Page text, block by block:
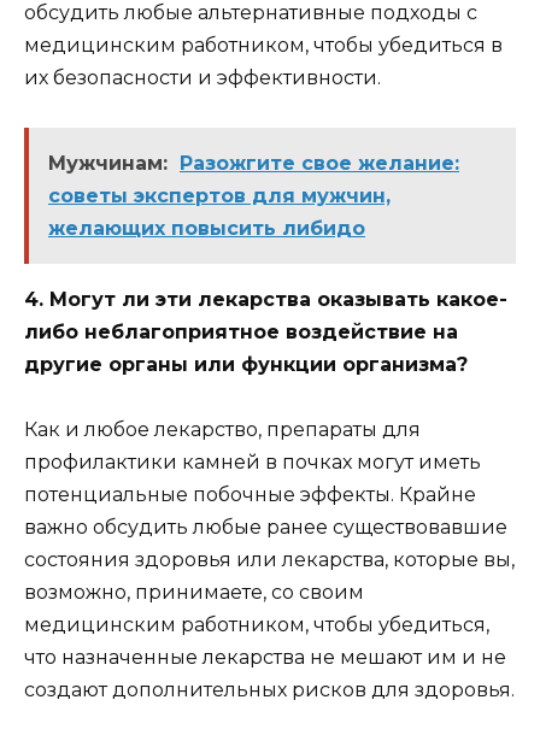
обсудить любые альтернативные подходы с
медицинским работником, чтобы убедиться в
их безопасности и эффективности.
Мужчинам: Разожгите свое желание:
советы экспертов для мужчин,
желающих повысить либидо
4. Могут ли эти лекарства оказывать какое-
либо неблагоприятное воздействие на
другие органы или функции организма?
Как и любое лекарство, препараты для
профилактики камней в почках могут иметь
потенциальные побочные эффекты. Крайне
важно обсудить любые ранее существовавшие
состояния здоровья или лекарства, которые вы,
возможно, принимаете, со своим
медицинским работником, чтобы убедиться,
что назначенные лекарства не мешают им и не
создают дополнительных рисков для здоровья.